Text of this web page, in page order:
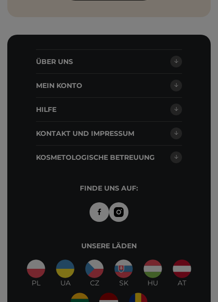
ÜBER UNS
MEIN KONTO
HILFE
KONTAKT UND IMPRESSUM
KOSMETOLOGISCHE BETREUUNG
FINDE UNS AUF:
UNSERE LÄDEN
PL UA CZ SK HU AT